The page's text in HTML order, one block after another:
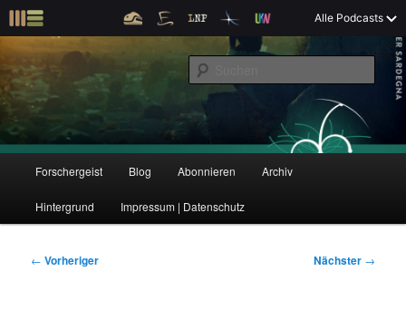
m
p
r
i
ä
Alle Podcasts
Forschergeist
Der Interview-Podcast zu Bildung und Forschung
u
e
p
Z
u
Z
u
Forschergeist Blog Abonnieren Archiv
Hintergrund Impressum | Datenschutz
B
← Vorheriger Nächster →